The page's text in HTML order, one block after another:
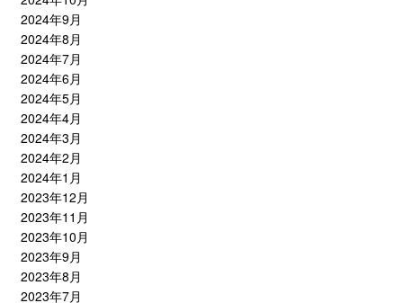
2024年9月
2024年8月
2024年7月
2024年6月
2024年5月
2024年4月
2024年3月
2024年2月
2024年1月
2023年12月
2023年11月
2023年10月
2023年9月
2023年8月
2023年7月